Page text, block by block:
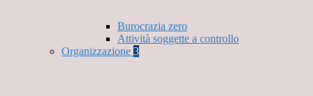
Burocrazia zero
Attività soggette a controllo
Organizzazione 3